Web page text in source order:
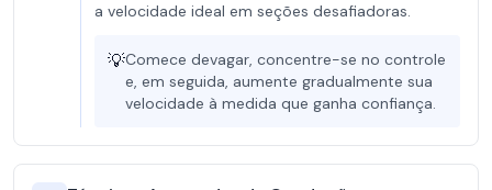
a velocidade ideal em seções desafiadoras.
💡Comece devagar, concentre-se no controle
e, em seguida, aumente gradualmente sua
velocidade à medida que ganha confiança.